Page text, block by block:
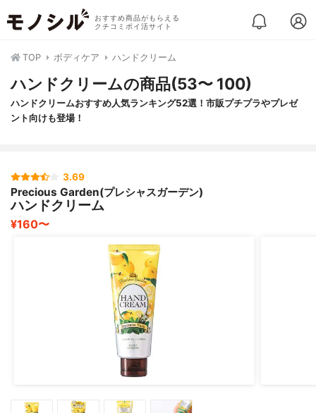
おすすめ商品がもらえる
クチコミポイ活サイト
TOP ボディケア ハンドクリーム
ハンドクリームの商品(53〜 100)
ハンドクリームおすすめ人気ランキング52選！市販プチプラやプレゼ
ント向けも登場！
3.69
Precious Garden(プレシャスガーデン)
ハンドクリーム
¥160〜